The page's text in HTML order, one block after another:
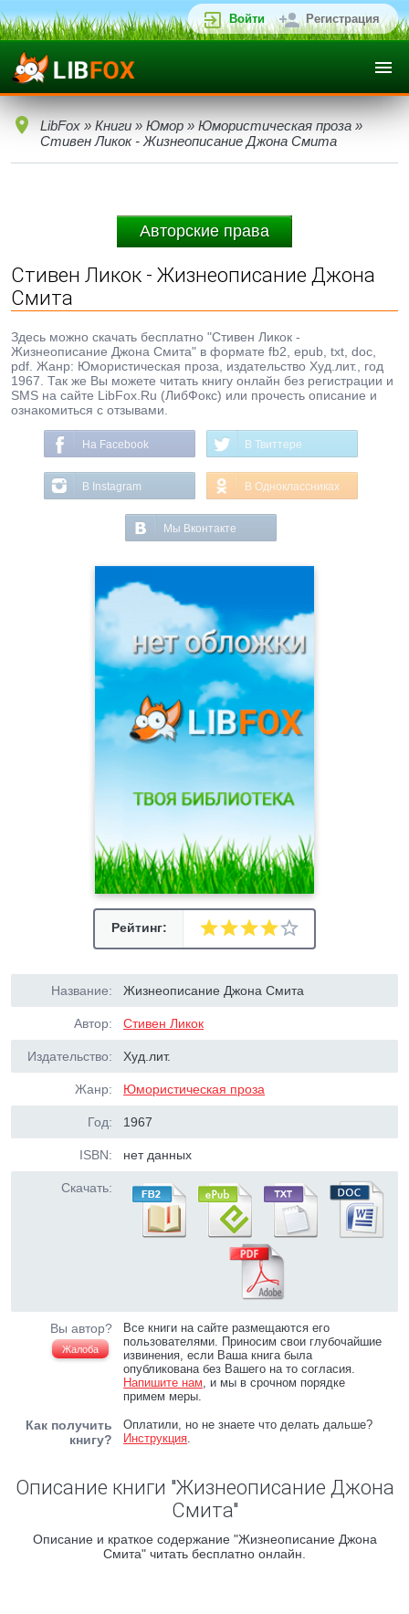
Войти Регистрация
LibFox » Книги » Юмор » Юмористическая проза »
Стивен Ликок - Жизнеописание Джона Смита
Авторские права
Стивен Ликок - Жизнеописание Джона
Смита
Здесь можно скачать бесплатно "Стивен Ликок -
Жизнеописание Джона Смита" в формате fb2, epub, txt, doc,
pdf. Жанр: Юмористическая проза, издательство Худ.лит., год
1967. Так же Вы можете читать книгу онлайн без регистрации и
SMS на сайте LibFox.Ru (ЛибФокс) или прочесть описание и
ознакомиться с отзывами.
На Facebook В Твиттере
В Instagram В Одноклассниках
Мы Вконтакте
Рейтинг:
Название: Жизнеописание Джона Смита
Автор: Стивен Ликок
Издательство: Худ.лит.
Жанр: Юмористическая проза
Год: 1967
ISBN: нет данных
Скачать:
Вы автор?
Жалоба
Все книги на сайте размещаются его
пользователями. Приносим свои глубочайшие
извинения, если Ваша книга была
опубликована без Вашего на то согласия.
Напишите нам, и мы в срочном порядке
примем меры.
Как получить
книгу?
Оплатили, но не знаете что делать дальше?
Инструкция.
Описание книги "Жизнеописание Джона
Смита"
Описание и краткое содержание "Жизнеописание Джона
Смита" читать бесплатно онлайн.